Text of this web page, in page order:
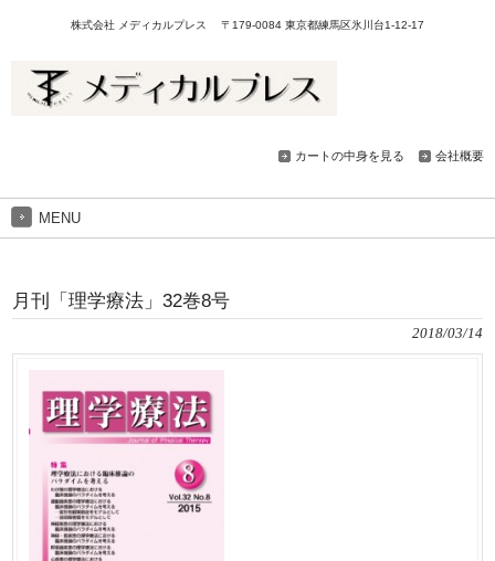
株式会社 メディカルプレス 〒179-0084 東京都練馬区氷川台1-12-17
カートの中身を見る 会社概要
MENU
月刊「理学療法」32巻8号
2018/03/14